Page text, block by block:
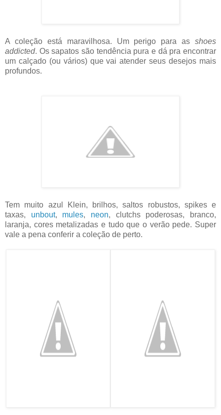
A coleção está maravilhosa. Um perigo para as shoes
addicted. Os sapatos são tendência pura e dá pra encontrar
um calçado (ou vários) que vai atender seus desejos mais
profundos.
Tem muito azul Klein, brilhos, saltos robustos, spikes e
taxas, unbout, mules, neon, clutchs poderosas, branco,
laranja, cores metalizadas e tudo que o verão pede. Super
vale a pena conferir a coleção de perto.